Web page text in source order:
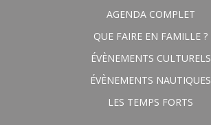
AGENDA COMPLET
QUE FAIRE EN FAMILLE ?
ÉVÈNEMENTS CULTURELS
ÉVÈNEMENTS NAUTIQUES
LES TEMPS FORTS